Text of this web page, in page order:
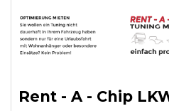
Rent - A - Chip